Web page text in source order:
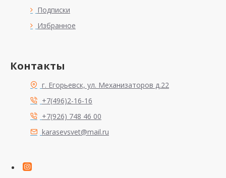
Подписки
Избранное
Контакты
г. Егорьевск, ул. Механизаторов д.22
+7(496)2-16-16
+7(926) 748 46 00
karasevsvet@mail.ru